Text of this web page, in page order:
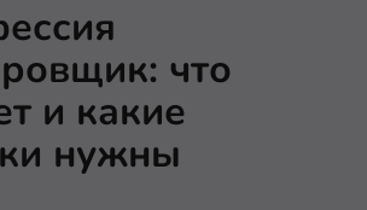
что
и какие
нужны